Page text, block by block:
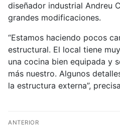
diseñador industrial Andreu
grandes modificaciones.
“Estamos haciendo pocos
estructural. El local tiene
una cocina bien equipada y
más nuestro. Algunos
la estructura externa”,
ANTERIOR